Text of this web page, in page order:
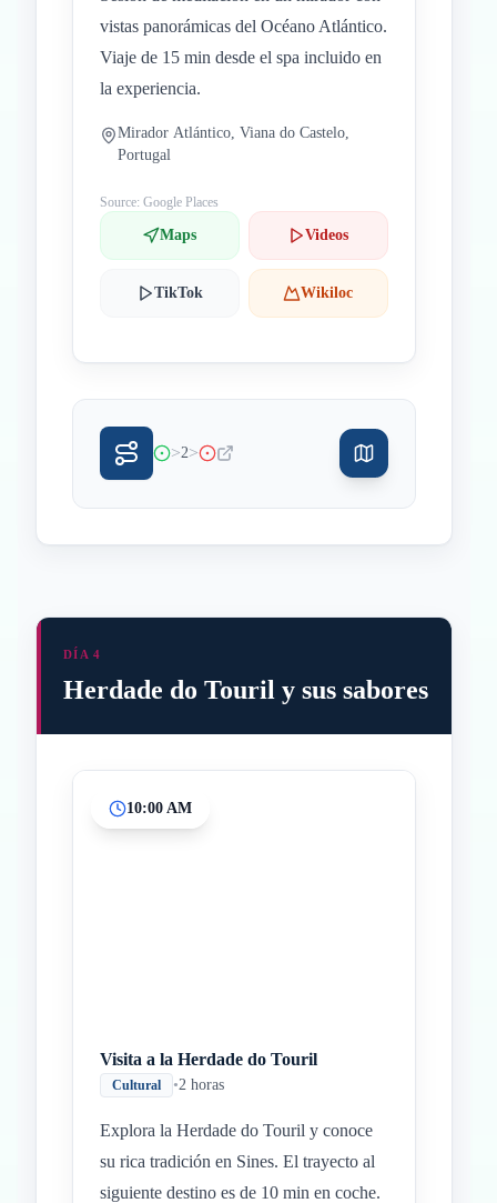
vistas panorámicas del Océano Atlántico.
Viaje de 15 min desde el spa incluido en
la experiencia.
Mirador Atlántico, Viana do Castelo,
Portugal
Source: Google Places
Maps Videos
TikTok Wikiloc
>2>
DÍA 4
Herdade do Touril y sus sabores
10:00 AM
Visita a la Herdade do Touril
Cultural •2 horas
Explora la Herdade do Touril y conoce
su rica tradición en Sines. El trayecto al
siguiente destino es de 10 min en coche.